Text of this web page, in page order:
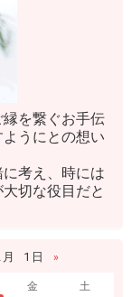
を繋ぐお手伝
うにとの想い
考え、時には
切な役目だと
1日
»
金
土